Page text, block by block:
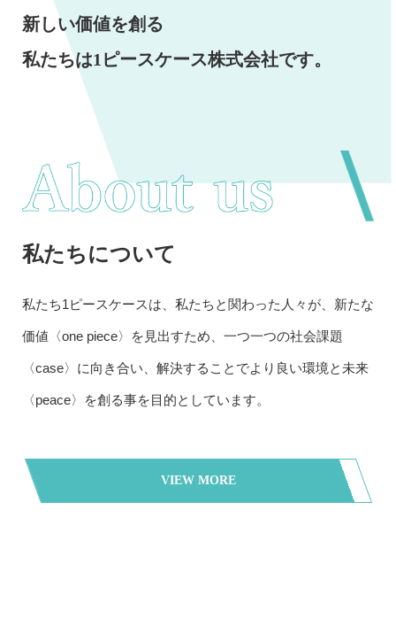
新しい価値を創る
私たちは1ピースケース株式会社です。
私たちについて
私たち1ピースケースは、私たちと関わった人々が、新たな
価値〈one piece〉を見出すため、一つ一つの社会課題
〈case〉に向き合い、解決することでより良い環境と未来
〈peace〉を創る事を目的としています。
VIEW MORE